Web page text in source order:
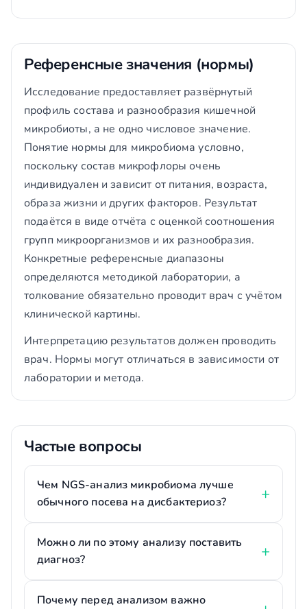
Референсные значения (нормы)
Исследование предоставляет развёрнутый
профиль состава и разнообразия кишечной
микробиоты, а не одно числовое значение.
Понятие нормы для микробиома условно,
поскольку состав микрофлоры очень
индивидуален и зависит от питания, возраста,
образа жизни и других факторов. Результат
подаётся в виде отчёта с оценкой соотношения
групп микроорганизмов и их разнообразия.
Конкретные референсные диапазоны
определяются методикой лаборатории, а
толкование обязательно проводит врач с учётом
клинической картины.
Интерпретацию результатов должен проводить
врач. Нормы могут отличаться в зависимости от
лаборатории и метода.
Частые вопросы
Чем NGS-анализ микробиома лучше
обычного посева на дисбактериоз?
Можно ли по этому анализу поставить
диагноз?
Почему перед анализом важно